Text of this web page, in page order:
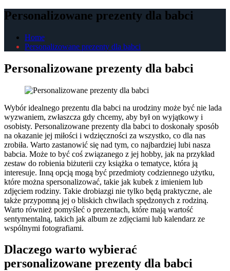
Personalizowane prezenty dla babci
Home
Personalizowane prezenty dla babci
Personalizowane prezenty dla babci
Wybór idealnego prezentu dla babci na urodziny może być nie lada
wyzwaniem, zwłaszcza gdy chcemy, aby był on wyjątkowy i
osobisty. Personalizowane prezenty dla babci to doskonały sposób
na okazanie jej miłości i wdzięczności za wszystko, co dla nas
zrobiła. Warto zastanowić się nad tym, co najbardziej lubi nasza
babcia. Może to być coś związanego z jej hobby, jak na przykład
zestaw do robienia biżuterii czy książka o tematyce, która ją
interesuje. Inną opcją mogą być przedmioty codziennego użytku,
które można spersonalizować, takie jak kubek z imieniem lub
zdjęciem rodziny. Takie drobiazgi nie tylko będą praktyczne, ale
także przypomną jej o bliskich chwilach spędzonych z rodziną.
Warto również pomyśleć o prezentach, które mają wartość
sentymentalną, takich jak album ze zdjęciami lub kalendarz ze
wspólnymi fotografiami.
Dlaczego warto wybierać
personalizowane prezenty dla babci